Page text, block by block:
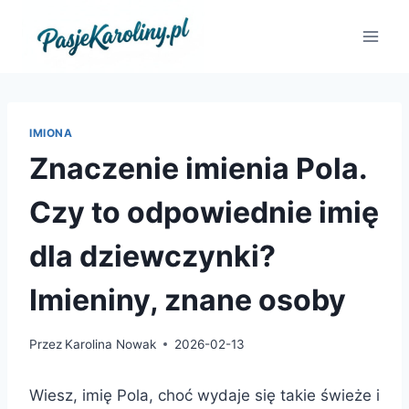
IMIONA
Znaczenie imienia Pola.
Czy to odpowiednie imię
dla dziewczynki?
Imieniny, znane osoby
Przez Karolina Nowak 2026-02-13
Wiesz, imię Pola, choć wydaje się takie świeże i